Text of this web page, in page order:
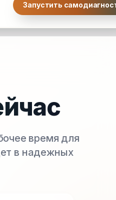
Запустить
время для
в надежных